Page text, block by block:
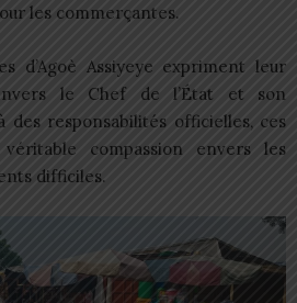
les commerçantes.
d’Agoè Assiyeye expriment leur
le Chef de l’État et son
des responsabilités officielles, ces
compassion envers les
difficiles.